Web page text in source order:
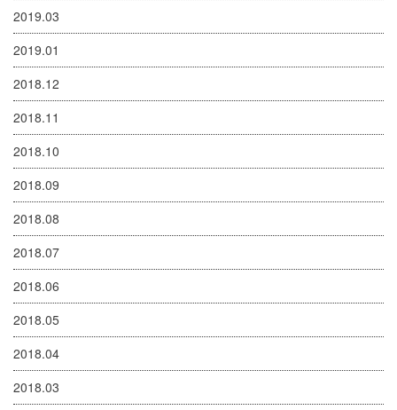
2019.03
2019.01
2018.12
2018.11
2018.10
2018.09
2018.08
2018.07
2018.06
2018.05
2018.04
2018.03